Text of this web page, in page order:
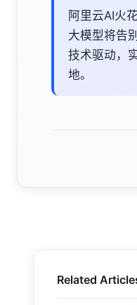
阿里云AI火
大模型将告
技术驱动，
地。
Related